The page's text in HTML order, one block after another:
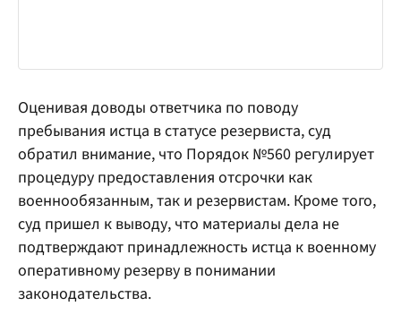
Оценивая доводы ответчика по поводу
пребывания истца в статусе резервиста, суд
обратил внимание, что Порядок №560 регулирует
процедуру предоставления отсрочки как
военнообязанным, так и резервистам. Кроме того,
суд пришел к выводу, что материалы дела не
подтверждают принадлежность истца к военному
оперативному резерву в понимании
законодательства.